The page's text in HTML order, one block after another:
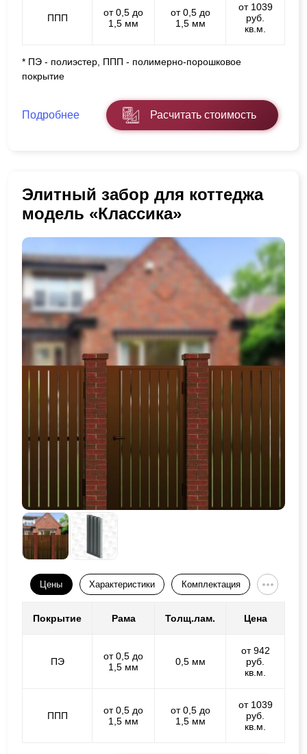
ППП
от 0,5 до
1,5 мм
от 0,5 до
1,5 мм
от 1039
руб.
кв.м.
* ПЭ - полиэстер, ППП - полимерно-порошковое
покрытие
Подробнее Расчитать стоимость
Элитный забор для коттеджа
модель «Классика»
Цены Характеристики Комплектация
Покрытие Рама Толщ.лам. Цена
ПЭ
от 0,5 до
1,5 мм
0,5 мм
от 942
руб.
кв.м.
ППП
от 0,5 до
1,5 мм
от 0,5 до
1,5 мм
от 1039
руб.
кв.м.